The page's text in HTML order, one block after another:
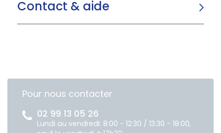
Contact & aide
Pour nous contacter
02 99 13 05 26
Lundi au vendredi: 8:00 - 12:30 / 13:30 - 18:00,